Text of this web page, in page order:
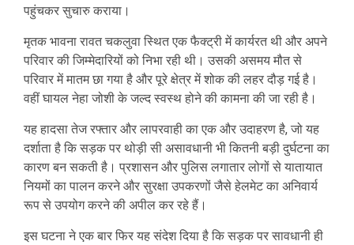
पहुंचकर सुचारु कराया।
मृतक भावना रावत चकलुवा स्थित एक फैक्ट्री में कार्यरत थी और अपने
परिवार की जिम्मेदारियों को निभा रही थी। उसकी असमय मौत से
परिवार में मातम छा गया है और पूरे क्षेत्र में शोक की लहर दौड़ गई है।
वहीं घायल नेहा जोशी के जल्द स्वस्थ होने की कामना की जा रही है।
यह हादसा तेज रफ्तार और लापरवाही का एक और उदाहरण है, जो यह
दर्शाता है कि सड़क पर थोड़ी सी असावधानी भी कितनी बड़ी दुर्घटना का
कारण बन सकती है। प्रशासन और पुलिस लगातार लोगों से यातायात
नियमों का पालन करने और सुरक्षा उपकरणों जैसे हेलमेट का अनिवार्य
रूप से उपयोग करने की अपील कर रहे हैं।
इस घटना ने एक बार फिर यह संदेश दिया है कि सड़क पर सावधानी ही